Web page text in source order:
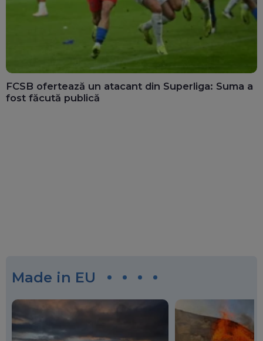
FCSB ofertează un atacant din Superliga: Suma a
fost făcută publică
Made in EU